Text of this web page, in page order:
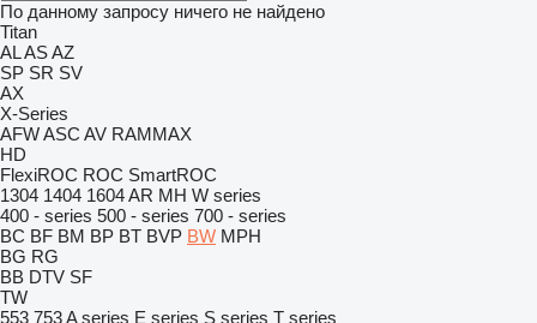
По данному запросу ничего не найдено
Titan
ALASAZ
SP SR SV
AX
X-Series
AFWASC AV RAMMAX
HD
FlexiROC ROC SmartROC
1304 1404 1604AR MH W series
400 - series 500 - series 700 - series
BC BF BM BP BT BVP BW MPH
BG RG
BB DTV SF
TW
553 753A series E series S series T series